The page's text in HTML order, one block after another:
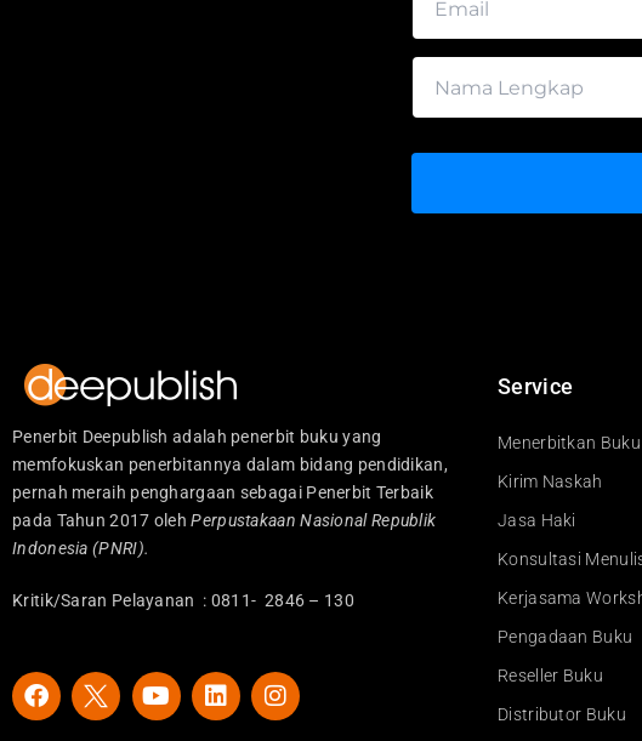
Penerbit Deepublish adalah penerbit buku yang
memfokuskan penerbitannya dalam bidang pendidikan,
pernah meraih penghargaan sebagai Penerbit Terbaik
pada Tahun 2017 olehPerpustakaan Nasional Republik
Indonesia (PNRI).
Kritik/Saran Pelayanan : 0811- 2846 – 130
F
a
Y
o
L
i
I
n
Service
Menerbitkan Buku
Kirim Naskah
Jasa Haki
Konsultasi
Kerjasama
Pengadaan Buku
Reseller Buku
Distributor Buku